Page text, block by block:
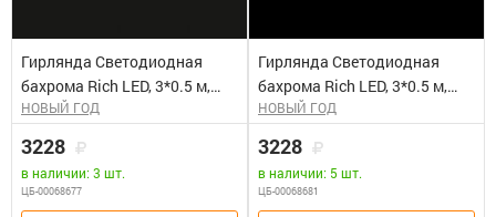
Гирлянда Светодиодная
бахрома Rich LED, 3*0.5 м,
розовая, мерцающая,
прозрачный провод. Блок
питания 65818, 65845
НОВЫЙ ГОД
3228
в наличии: 3 шт.
ЦБ-00068677
Гирлянда Светодиодная
бахрома Rich LED, 3*0.5 м,
фиолетовая, мерцающая,
прозрачный провод. Блок
питания 65818, 65845
НОВЫЙ ГОД
3228
в наличии: 5 шт.
ЦБ-00068681